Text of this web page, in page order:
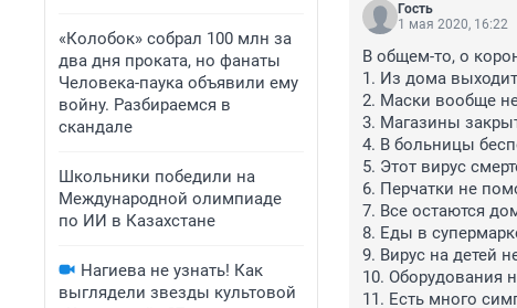
«Колобок» собрал 100 млн за
два дня проката, но фанаты
Человека-паука объявили ему
войну. Разбираемся в
скандале
Школьники победили на
Международной олимпиаде
по ИИ в Казахстане
Нагиева не узнать! Как
выглядели звезды культовой
Гость
1 мая 2020, 16:22
В общем-то, о
1. Из дома
2. Маски вообще
3. Магазины
4. В больницы
5. Этот вирус
6. Перчатки не
7. Все остаются
8. Еды в
9. Вирус на детей
10. Оборудования
11. Есть много